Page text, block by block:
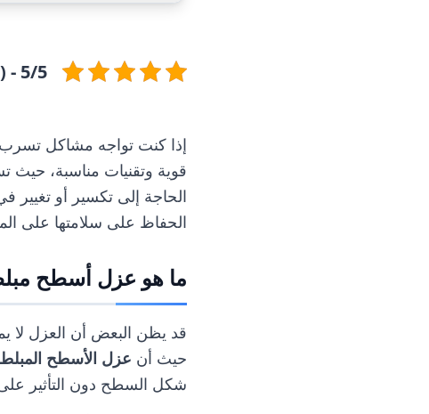
5/5 - (12 صوت)
إذا كنت تواجه مشاكل تسرب
قوية وتقنيات مناسبة،
الحاجة إلى تكسير أو تغيير
الحفاظ على سلامتها على
ما هو عزل أسطح
قد يظن البعض أن العزل لا
حيث أن عزل الأسطح
شكل السطح دون التأثير